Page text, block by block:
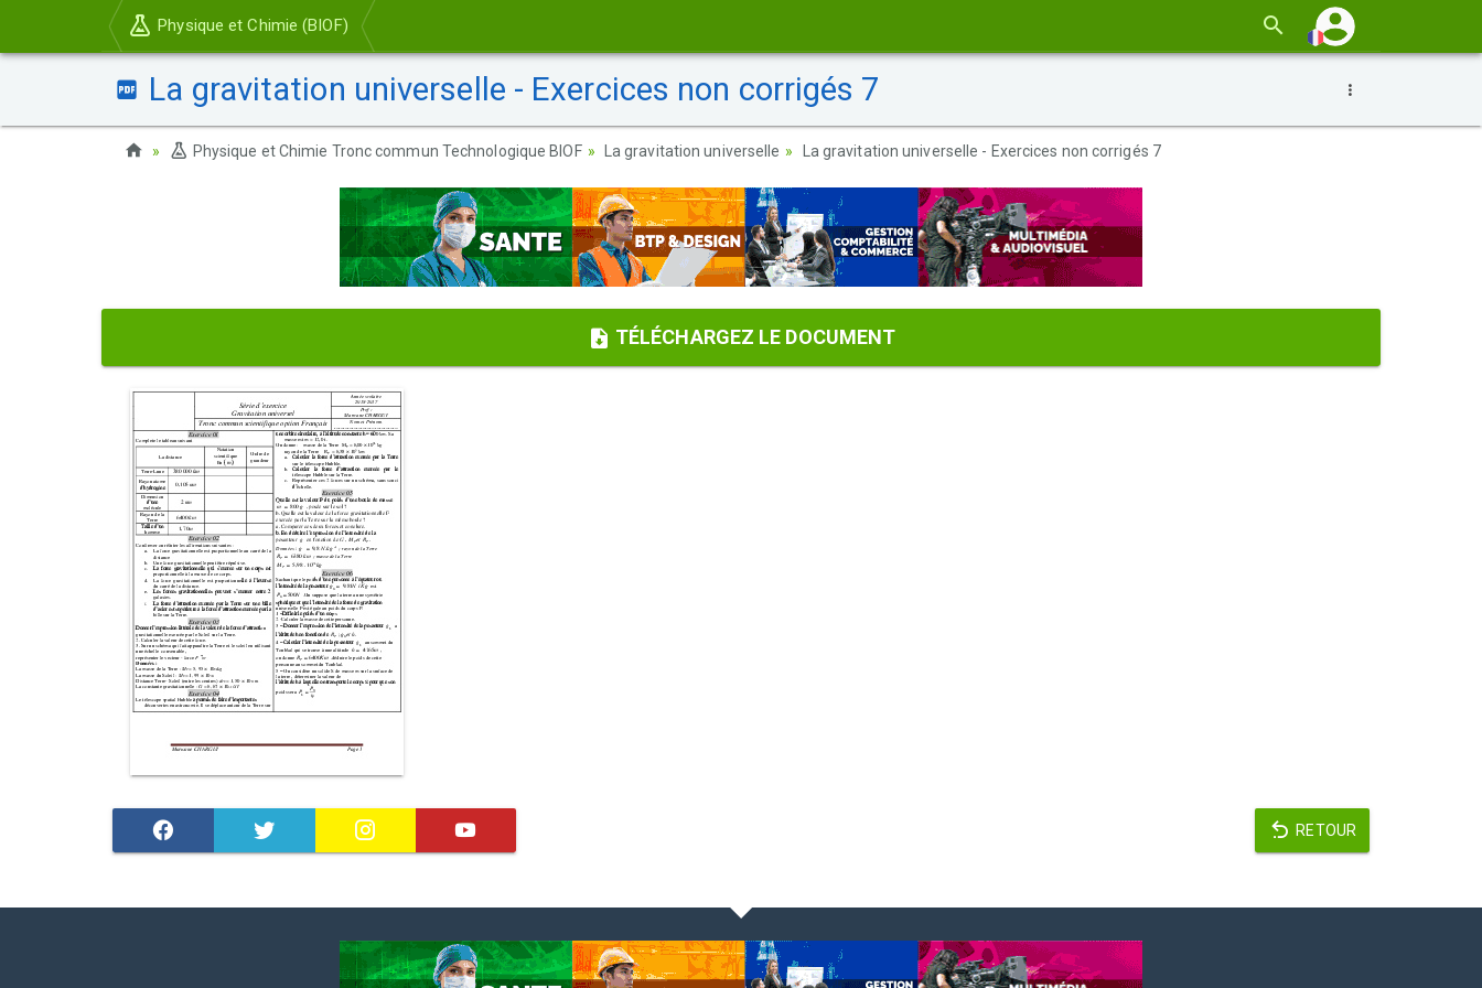
Physique et Chimie (BIOF)
La gravitation universelle - Exercices non corrigés 7
Physique et Chimie Tronc commun Technologique BIOF La gravitation universelle La gravitation universelle - Exercices non corrigés 7
TÉLÉCHARGEZ LE DOCUMENT
RETOUR